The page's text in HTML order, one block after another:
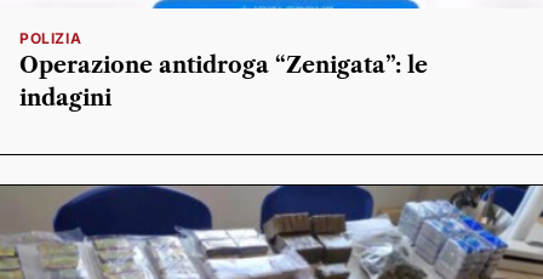
POLIZIA
Operazione antidroga “Zenigata”: le
indagini